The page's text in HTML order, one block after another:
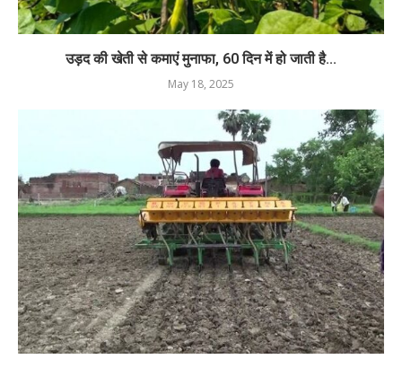
उड़द की खेती से कमाएं मुनाफा, 60 दिन में हो जाती है...
May 18, 2025